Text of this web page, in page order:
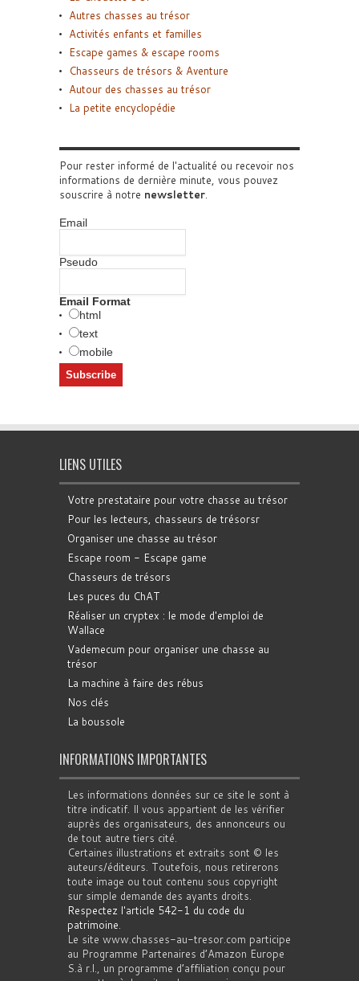
Autres chasses au trésor
Activités enfants et familles
Escape games & escape rooms
Chasseurs de trésors & Aventure
Autour des chasses au trésor
La petite encyclopédie
Pour rester informé de l'actualité ou recevoir nos
informations de dernière minute, vous pouvez
souscrire à notre newsletter.
Email
Pseudo
Email Format
html
text
mobile
LIENS UTILES
Votre prestataire pour votre chasse au trésor
Pour les lecteurs, chasseurs de trésorsr
Organiser une chasse au trésor
Escape room - Escape game
Chasseurs de trésors
Les puces du ChAT
Réaliser un cryptex : le mode d'emploi de
Wallace
Vademecum pour organiser une chasse au
trésor
La machine à faire des rébus
Nos clés
La boussole
INFORMATIONS IMPORTANTES
Les informations données sur ce site le sont à
titre indicatif. Il vous appartient de les vérifier
auprès des organisateurs, des annonceurs ou
de tout autre tiers cité.
Certaines illustrations et extraits sont © les
auteurs/éditeurs. Toutefois, nous retirerons
toute image ou tout contenu sous copyright
sur simple demande des ayants droits.
Respectez l'article 542-1 du code du
patrimoine.
Le site www.chasses-au-tresor.com participe
au Programme Partenaires d’Amazon Europe
S.à r.l., un programme d’affiliation conçu pour